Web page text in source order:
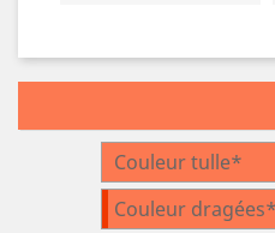
Couleur tulle*
Couleur dragées*